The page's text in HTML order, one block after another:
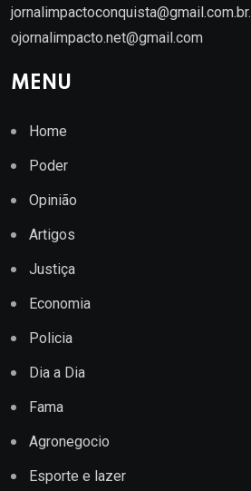
jornalimpactoconquista@gmail.com.br.
ojornalimpacto.net@gmail.com
MENU
Home
Poder
Opinião
Artigos
Justiça
Economia
Policia
Dia a Dia
Fama
Agronegocio
Esporte e lazer